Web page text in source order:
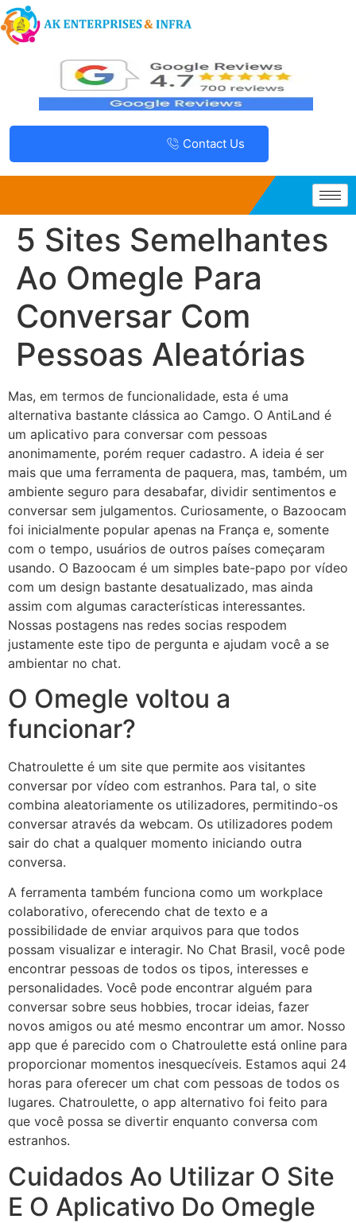
Contact Us
5 Sites Semelhantes
Ao Omegle Para
Conversar Com
Pessoas Aleatórias
Mas, em termos de funcionalidade, esta é uma
alternativa bastante clássica ao Camgo. O AntiLand é
um aplicativo para conversar com pessoas
anonimamente, porém requer cadastro. A ideia é ser
mais que uma ferramenta de paquera, mas, também, um
ambiente seguro para desabafar, dividir sentimentos e
conversar sem julgamentos. Curiosamente, o Bazoocam
foi inicialmente popular apenas na França e, somente
com o tempo, usuários de outros países começaram
usando. O Bazoocam é um simples bate-papo por vídeo
com um design bastante desatualizado, mas ainda
assim com algumas características interessantes.
Nossas postagens nas redes socias respodem
justamente este tipo de pergunta e ajudam você a se
ambientar no chat.
O Omegle voltou a
funcionar?
Chatroulette é um site que permite aos visitantes
conversar por vídeo com estranhos. Para tal, o site
combina aleatoriamente os utilizadores, permitindo-os
conversar através da webcam. Os utilizadores podem
sair do chat a qualquer momento iniciando outra
conversa.
A ferramenta também funciona como um workplace
colaborativo, oferecendo chat de texto e a
possibilidade de enviar arquivos para que todos
possam visualizar e interagir. No Chat Brasil, você pode
encontrar pessoas de todos os tipos, interesses e
personalidades. Você pode encontrar alguém para
conversar sobre seus hobbies, trocar ideias, fazer
novos amigos ou até mesmo encontrar um amor. Nosso
app que é parecido com o Chatroulette está online para
proporcionar momentos inesquecíveis. Estamos aqui 24
horas para oferecer um chat com pessoas de todos os
lugares. Chatroulette, o app alternativo foi feito para
que você possa se divertir enquanto conversa com
estranhos.
Cuidados Ao Utilizar O Site
E O Aplicativo Do Omegle